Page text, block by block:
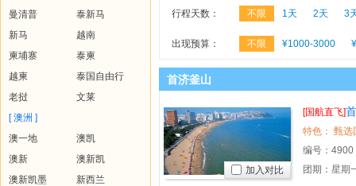
曼清普
泰新马
新马
越南
柬埔寨
泰柬
越柬
泰国自由行
老挝
文莱
[ 澳洲 ]
澳一地
澳凯
澳新
澳新凯
澳新凯墨
新西兰
行程天数： 不限 1天 2天 3
出现预算： 不限 ¥1000-3000
首济釜山
[国航直飞]
编号： 4900
团期：星期
加入对比